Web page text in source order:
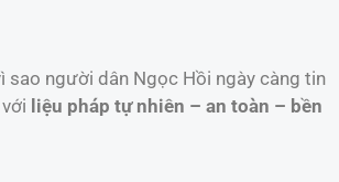
sao người dân Ngọc Hồi ngày càng tin
liệu pháp tự nhiên – an toàn – bền